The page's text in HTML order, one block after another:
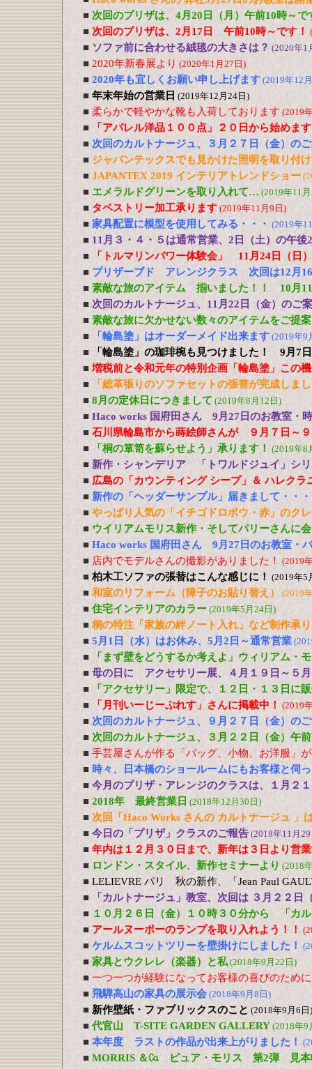
■ 次回のプリザは、4月20日（月）午前10時～で
■ 次回のプリザは、2月17日 午前10時～です！
■ ソファ前に合わせる絨毯の大きさは？ (2020年1
■ 2020年新春展より (2020年1月27日)
■ 2020年も宜しくお願い申し上げます (2019年12
■ 年末年始の営業日 (2019年12月24日)
■ 柔らかで軽やかな靴も入荷しております (2019
■
「アパレル洋品１００点」２０日から始めま
■ 次回のカルトナージュ、３月２７日（金）の
■ ジャパンテックスでも見かけた照明を取り付
■ JAPANTEX 2019 インテリアトレンドショー
■ エメラルドグリーンを取り入れて… (2019年11
■ タペストリー加工承ります (2019年11月9日)
■ 家具配置に模型を使用してみる・・・ (2019年
■ 11月３・４・５は通常営業、2日（土）の午
■
「トルマリンパワー体験会」 11月24日（日
■ プリザーブド アレンジクラス 次回は12月
■ 素敵な旅のアイテム 揃いました！！ 10月11
■ 次回のカルトナージュ、11月22日（金）のご
■ 素敵な旅に欠かせない数々のアイテムをご提
■
「輪島塗」はオーダーメイド出来ます (2019年9
■
「輪島塗」の珈琲椀も見つけました！ 9月7
■ 増税前と令和元年の特別企画「輪島塗」この
■
「総革張りのソファセットの張替が完成しま
■ 8月の定休日につきまして (2019年8月12日)
■ Haco works 国府田さん 9月27日のお教室・
■ 石川県輪島市から蒔絵師さんが ９月７日～
■
「桐の箪笥を蘇らせよう」承ります！ (2019年8
■ 新作・シャンデリア 「トワルドジュイ」シ
■ 広島の「カウンティング シープ」＆ ハレクラ
■ 新作の「ヘッダーサンプル」届きまして・・・
■ やっぱり人気の「イチゴドロボウ・赤」のク
■ ウイリアムモリス新作・そしてパリーさんに
■ Haco works 国府田さん 9月27日のお教室・
■ 店内でモデルさんの撮影がありました！ (2019
■ 柏木工ソファの張替はこんな感じに！ (2019年5
■ 和室のリフォーム（障子のお貼り替え） (2019
■ 住宅インテリアのカラー (2019年5月24日)
■ 桐の特注「家族の絆ノート入れ」など制作承
■ 5月1日（水）はお休み、5月2日～通常営業
■
「まず壁をどうするか考えよ」ウィリアム・
■ 母の日に アクセサリー展、４月１９日～５
■
「アクセサリー」限定で、１２日・１３日に
■
「月刊いーじーぷれす」さんに掲載中！ (2019
■ 次回のカルトナージュ、９月２７日（金）の
■ 次回のカルトナージュ、３月２２日（金）午
■ 手芸屋さんが作る「バッグ、小物、お洋服」
■ 時々、日本橋のショールームにもお客様と伺
■ 今月のプリザ・アレンジのクラスは、１月２
■ 2018年 最終営業日 (2018年12月30日)
■ 次回「Haco Works さんの カルトナージュ 」
■ 今日の「プリザ」クラスのご報告 (2018年11月
■ 年内は１２月３０日まで、新年は３日より営
■ ロンドン・スタイル、新作セミナーより (2018
■ LELIEVRE パリ 秋の新作、「Jean Paul
■
「カルトナージュ」教室、次回は ３月２２日
■ １０月２６日（金）１０時３０分から 「カ
■ アールヌーボーのランプを取り入れよう！！
■ ケルムスコットツリーを壁掛けにしました！
■ 家具とウクレレ（楽器）と私(2018年9月22日)
■ 一つ一つが経験になってお客様の喜びのために
■ 飛騨高山の家具の展示会 (2018年9月8日)
■ 新作壁紙・ファブリックスのこと (2018年9月6日)
■ 代官山 T-SITE GARDEN GALLERY (2018年9
■ 本年度 ラストの作品が出来上がりました！
■ MORRIS ＆㏇ ピュア・モリス 第2弾 見本